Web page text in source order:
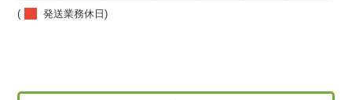
( 発送業務休日)